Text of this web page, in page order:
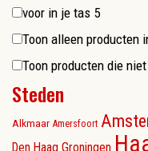
voor in je tas 5
Toon alleen producten
Toon producten die
Steden
Alkmaar Amersfoort
Den Haag Groningen